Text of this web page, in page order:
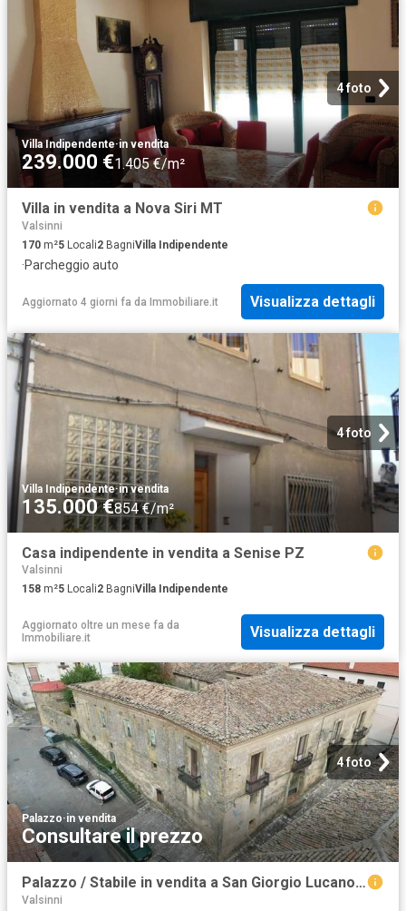
4 foto
Villa Indipendente·in vendita
239.000 €1.405 €/m²
Villa in vendita a Nova Siri MT
Valsinni
170 m²5 Locali2 BagniVilla Indipendente
·Parcheggio auto
Aggiornato 4 giorni fa da Immobiliare.it Visualizza dettagli
4 foto
Villa Indipendente·in vendita
135.000 €854 €/m²
Casa indipendente in vendita a Senise PZ
Valsinni
158 m²5 Locali2 BagniVilla Indipendente
Aggiornato oltre un mese fa da
Immobiliare.it
Visualizza dettagli
4 foto
Palazzo·in vendita
Consultare il prezzo
Palazzo / Stabile in vendita a San Giorgio Lucano MT
Valsinni